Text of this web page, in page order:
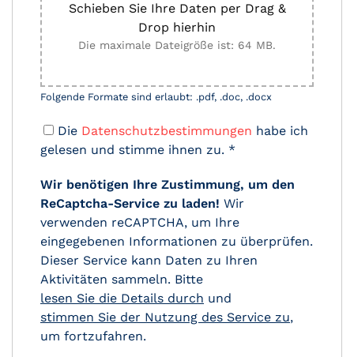
Schieben Sie Ihre Daten per Drag &
Drop hierhin
Die maximale Dateigröße ist: 64 MB.
Folgende Formate sind erlaubt: .pdf, .doc, .docx
Die Datenschutzbestimmungen habe ich
gelesen und stimme ihnen zu. *
Wir benötigen Ihre Zustimmung, um den
ReCaptcha-Service zu laden! Wir
verwenden reCAPTCHA, um Ihre
eingegebenen Informationen zu überprüfen.
Dieser Service kann Daten zu Ihren
Aktivitäten sammeln. Bitte
lesen Sie die Details durch und
stimmen Sie der Nutzung des Service zu,
um fortzufahren.